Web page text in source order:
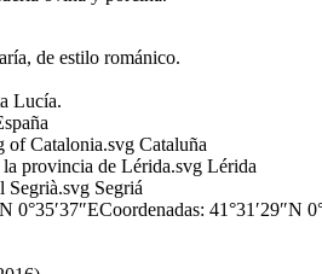
de estilo románico.
Lucía.
Cataluña
de Lérida.svg Lérida
Segriá
41°31′29″N